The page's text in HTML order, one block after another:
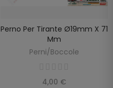
AGGIUNGI AL CARRELLO
Perno Per Tirante Ø19mm X 71
Mm
Perni/Boccole
4,00 €